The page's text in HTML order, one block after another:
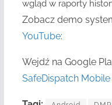
wgląd w raporty
Zobacz demo
YouTube:
Wejdź na Google
SafeDispatch Mobile